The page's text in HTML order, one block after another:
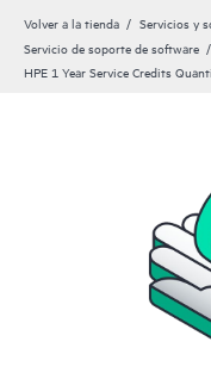
Volver a la tienda Servicios y
Servicio de soporte de software
HPE 1 Year Service Credits